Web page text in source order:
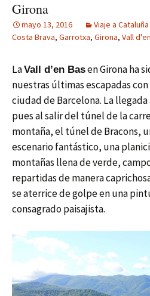
Girona
mayo 13, 2016 Viaje a Cataluña
Costa Brava, Garrotxa, Girona, Vall
LaVall d’en Basen Girona ha
nuestras últimas escapadas
ciudad de Barcelona. La
pues al salir del túnel de la
montaña, el túnel de Bracons,
escenario fantástico, una
montañas llena de verde,
repartidas de manera
se aterrice de golpe en una
consagrado paisajista.